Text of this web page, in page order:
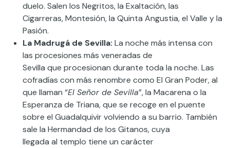
duelo. Salen los Negritos, la Exaltación, las
Cigarreras,Montesión, la Quinta Angustia, el Valle y la
Pasión.
La Madrugá de Sevilla: La noche más intensa con
las procesiones más veneradas de
Sevilla que procesionan durante toda la noche. Las
cofradías con más renombre como El Gran Poder,al
que llaman “El Señor de Sevilla”,la Macarena o la
Esperanza de Triana,que se recoge en el puente
sobre el Guadalquivir volviendo a su barrio. También
sale la Hermandad de los Gitanos,cuya
llegada al templo tiene un carácter